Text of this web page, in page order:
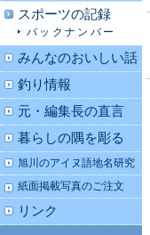
スポーツの記録
バックナンバー
みんなのおいしい話
釣り情報
元・編集長の直言
暮らしの隅を彫る
旭川のアイヌ語地名研究
紙面掲載写真のご注文
リンク